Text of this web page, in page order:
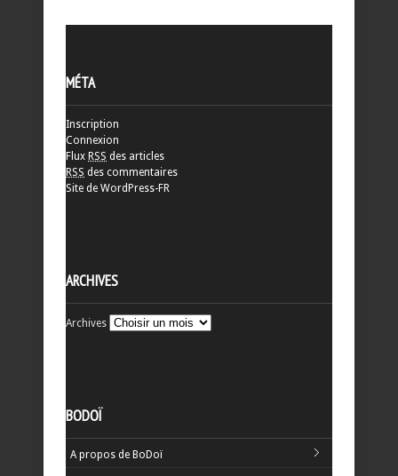
MÉTA
Inscription
Connexion
Flux RSS des articles
RSS des commentaires
Site de WordPress-FR
ARCHIVES
Archives
BODOÏ
A propos de BoDoï